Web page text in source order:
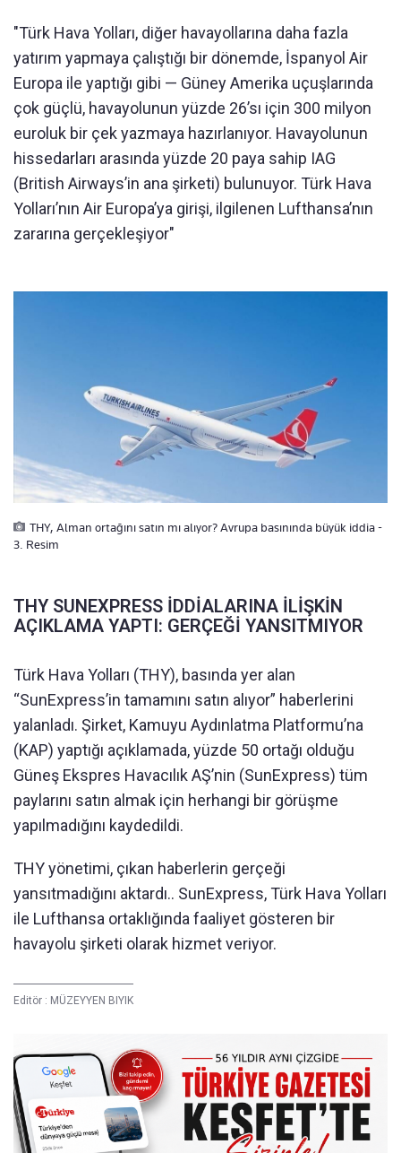
"Türk Hava Yolları, diğer havayollarına daha fazla
yatırım yapmaya çalıştığı bir dönemde, İspanyol Air
Europa ile yaptığı gibi — Güney Amerika uçuşlarında
çok güçlü, havayolunun yüzde 26’sı için 300 milyon
euroluk bir çek yazmaya hazırlanıyor. Havayolunun
hissedarları arasında yüzde 20 paya sahip IAG
(British Airways’in ana şirketi) bulunuyor. Türk Hava
Yolları’nın Air Europa’ya girişi, ilgilenen Lufthansa’nın
zararına gerçekleşiyor"
THY, Alman ortağını satın mı alıyor? Avrupa basınında büyük iddia -
3. Resim
THY SUNEXPRESS İDDİALARINA İLİŞKİN
AÇIKLAMA YAPTI: GERÇEĞİ YANSITMIYOR
Türk Hava Yolları (THY), basında yer alan
“SunExpress’in tamamını satın alıyor” haberlerini
yalanladı. Şirket, Kamuyu Aydınlatma Platformu’na
(KAP) yaptığı açıklamada, yüzde 50 ortağı olduğu
Güneş Ekspres Havacılık AŞ’nin (SunExpress) tüm
paylarını satın almak için herhangi bir görüşme
yapılmadığını kaydedildi.
THY yönetimi, çıkan haberlerin gerçeği
yansıtmadığını aktardı.. SunExpress, Türk Hava Yolları
ile Lufthansa ortaklığında faaliyet gösteren bir
havayolu şirketi olarak hizmet veriyor.
Editör : MÜZEYYEN BIYIK